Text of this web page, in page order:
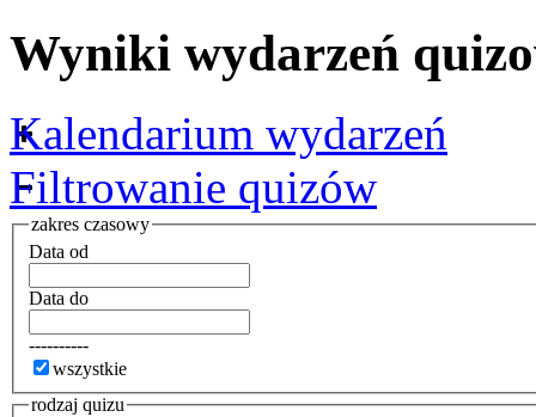
Wyniki wydarzeń
Kalendarium wydarzeń
Filtrowanie quizów
zakres czasowy
Data od
Data do
----------
wszystkie
rodzaj quizu